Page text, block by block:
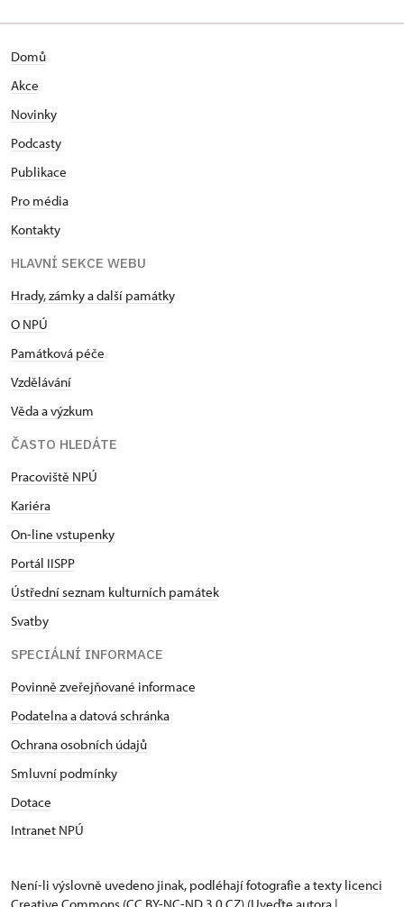
Domů
Akce
Novinky
Podcasty
Publikace
Pro média
Kontakty
HLAVNÍ SEKCE WEBU
Hrady, zámky a další památky
O NPÚ
Památková péče
Vzdělávání
Věda a výzkum
ČASTO HLEDÁTE
Pracoviště NPÚ
Kariéra
On-line vstupenky
Portál IISPP
Ústřední seznam kulturních památek
Svatby
SPECIÁLNÍ INFORMACE
Povinně zveřejňované informace
Podatelna a datová schránka
Ochrana osobních údajů
Smluvní podmínky
Dotace
Intranet NPÚ
Není-li výslovně uvedeno jinak, podléhají fotografie a texty licenci